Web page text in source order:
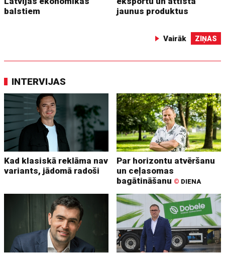
balstiem
jaunus produktus
Vairāk ZIŅAS
INTERVIJAS
Kad klasiskā reklāma nav
variants, jādomā radoši
Par horizontu atvēršanu
un ceļasomas
bagātināšanu © DIENA